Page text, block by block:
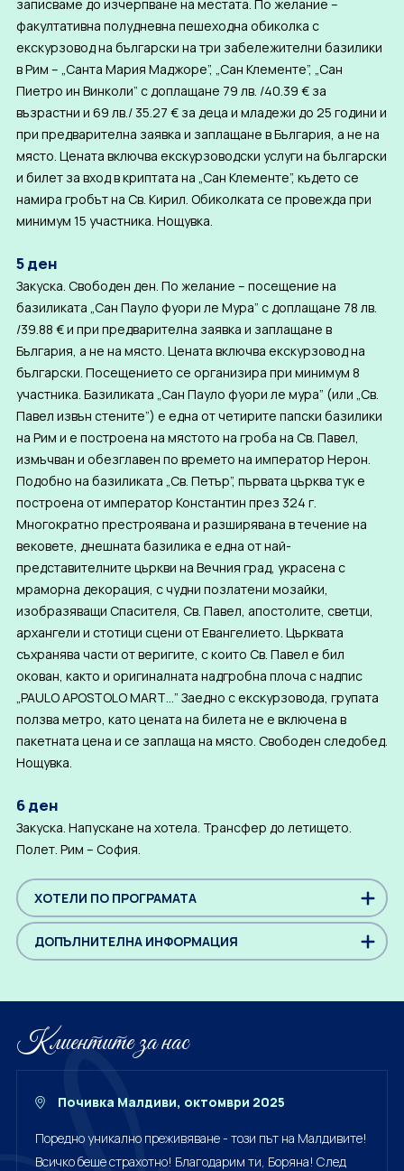
записваме до изчерпване на местата. По жeлание –
факултативна полудневна пешеходна обиколка с
екскурзовод на български на три забележителни базилики
в Рим – „Санта Мария Маджоре”, „Сан Клементе”, „Сан
Пиетро ин Винколи” с доплащане 79 лв. /40.39 € за
възрастни и 69 лв./ 35.27 € за деца и младежи до 25 години и
при предварителна заявка и заплащане в България, а не на
място. Цената включва екскурзоводски услуги на български
и билет за вход в криптата на „Сан Клементе”, където се
намира гробът на Св. Кирил. Обиколката се провежда при
минимум 15 участника. Нощувка.
5 ден
Закуска. Свободен ден. По желание – посещение на
базиликата „Сан Пауло фуори ле Мура” с доплащане 78 лв.
/39.88 € и при предварителна заявка и заплащане в
България, а не на място. Цената включва екскурзовод на
български. Посещението се организира при минимум 8
участника. Базиликата „Сан Пауло фуори ле мура” (или „Св.
Павел извън стените”) е една от четирите папски базилики
на Рим и е построена на мястото на гроба на Св. Павел,
измъчван и обезглавен по времето на император Нерон.
Подобно на базиликата „Св. Петър”, първата църква тук е
построена от император Константин през 324 г.
Многократно престроявана и разширявана в течение на
вековете, днешната базилика е една от най-
представителните църкви на Вечния град, украсена с
мраморна декорация, с чудни позлатени мозайки,
изобразяващи Спасителя, Св. Павел, апостолите, светци,
архангели и стотици сцени от Евангелието. Църквата
съхранява части от веригите, с които Св. Павел е бил
окован, както и оригиналната надгробна плоча с надпис
„PAULO APOSTOLO MART…” Заедно с екскурзовода, групата
ползва метро, като цената на билета не е включена в
пакетната цена и се заплаща на място. Свободен следобед.
Нощувка.
6 ден
Закуска. Напускане на хотела. Трансфер до летището.
Полет. Рим – София.
ХОТЕЛИ ПО ПРОГРАМАТА
ДОПЪЛНИТЕЛНА ИНФОРМАЦИЯ
Клиентите за нас
Почивка Малдиви, октомври 2025
Поредно уникално преживяване - този път на Малдивите!
Всичко беше страхотно! Благодарим ти, Боряна! След